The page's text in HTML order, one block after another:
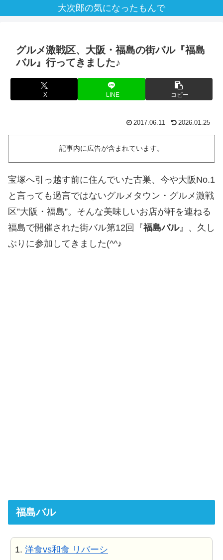
大次郎の気になったもんで
グルメ激戦区、大阪・福島の街バル『福島
バル』行ってきました♪
X LINE コピー
2017.06.11 2026.01.25
記事内に広告が含まれています。
宝塚へ引っ越す前に住んでいた古巣、今や大阪No.1
と言っても過言ではないグルメタウン・グルメ激戦
区”大阪・福島”。そんな美味しいお店が軒を連ねる
福島で開催された街バル第12回『福島バル』、久し
ぶりに参加してきました(^^♪
福島バル
1. 洋食vs和食 リバーシ